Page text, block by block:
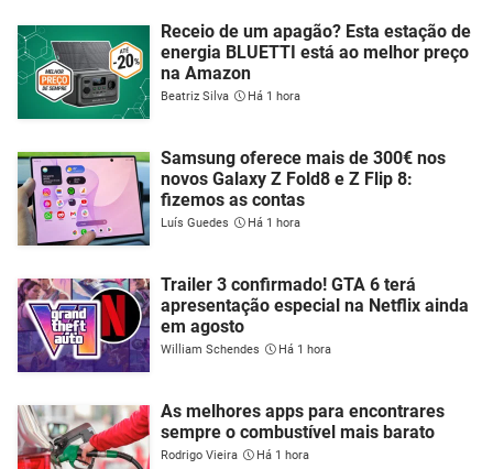
Receio de um apagão? Esta estação de
energia BLUETTI está ao melhor preço
na Amazon
Beatriz Silva Há 1 hora
Samsung oferece mais de 300€ nos
novos Galaxy Z Fold8 e Z Flip 8:
fizemos as contas
Luís Guedes Há 1 hora
Trailer 3 confirmado! GTA 6 terá
apresentação especial na Netflix ainda
em agosto
William Schendes Há 1 hora
As melhores apps para encontrares
sempre o combustível mais barato
Rodrigo Vieira Há 1 hora